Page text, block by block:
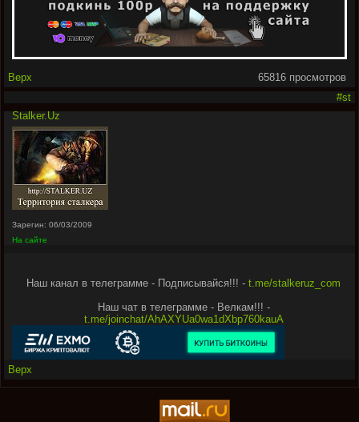
Верх
65816 просмотров
#st
Stalker.Uz
Зарегин: 06/03/2009
На сайте
Наш канал в телеграмме - Подписывайся!!! - t.me/stalkeruz_com
Наш чат в телеграмме - Велкам!!! -
t.me/joinchat/AhAXYUa0wa1dXbp760kauA
Верх